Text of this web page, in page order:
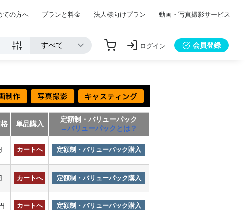
ての方へ プランと料金 法人様向けプラン 動画・写真撮影サービス
ログイン 会員登録
単品購入
定額制・バリューパック
→バリューパックとは？
カートへ 定額制・バリューパック購入
カートへ 定額制・バリューパック購入
カートへ 定額制・バリューパック購入